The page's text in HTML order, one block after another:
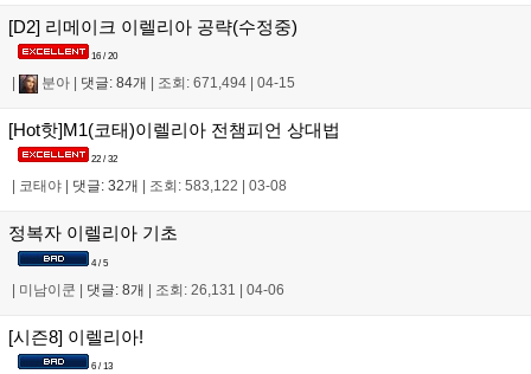
[D2] 리메이크 이렐리아 공략(수정중)
16 / 20
분아 댓글: 84개 조회: 671,494 04-15
[Hot핫]M1(코태)이렐리아 전챔피언 상대법
22 / 32
코태야 댓글: 32개 조회: 583,122 03-08
정복자 이렐리아 기초
4 / 5
| 미남이쿤 | 댓글: 8개 | 조회: 26,131 | 04-06
[시즌8] 이렐리아!
6 / 13